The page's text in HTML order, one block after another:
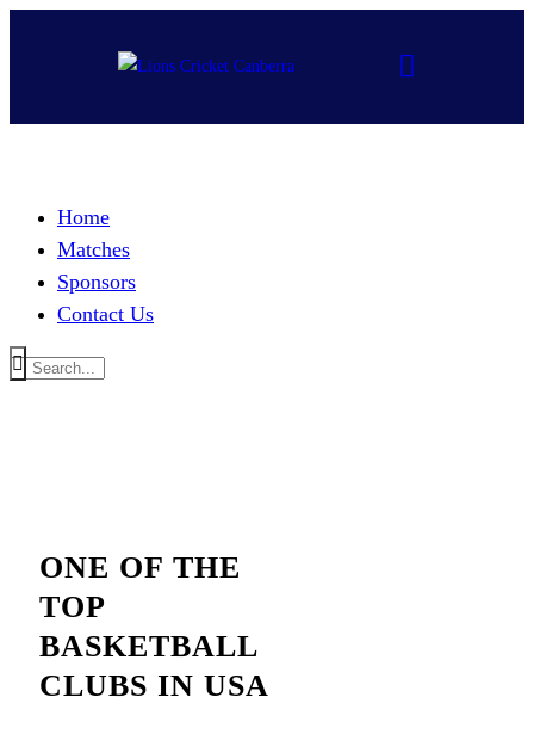
Home
Matches
Sponsors
Contact Us
ONE OF THE
TOP
BASKETBALL
CLUBS IN USA